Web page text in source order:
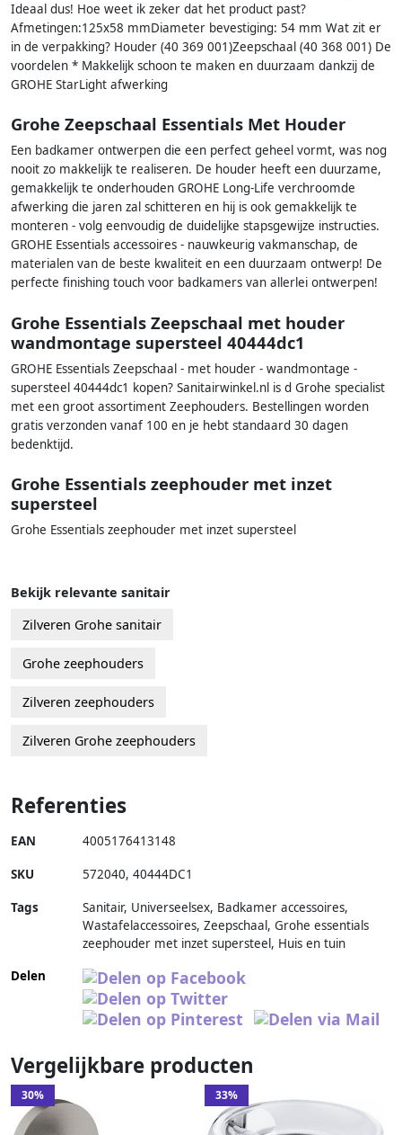
Ideaal dus! Hoe weet ik zeker dat het product past?
Afmetingen:125x58 mmDiameter bevestiging: 54 mm Wat zit er
in de verpakking? Houder (40 369 001)Zeepschaal (40 368 001) De
voordelen * Makkelijk schoon te maken en duurzaam dankzij de
GROHE StarLight afwerking
Grohe Zeepschaal Essentials Met Houder
Een badkamer ontwerpen die een perfect geheel vormt, was nog
nooit zo makkelijk te realiseren. De houder heeft een duurzame,
gemakkelijk te onderhouden GROHE Long-Life verchroomde
afwerking die jaren zal schitteren en hij is ook gemakkelijk te
monteren - volg eenvoudig de duidelijke stapsgewijze instructies.
GROHE Essentials accessoires - nauwkeurig vakmanschap, de
materialen van de beste kwaliteit en een duurzaam ontwerp! De
perfecte finishing touch voor badkamers van allerlei ontwerpen!
Grohe Essentials Zeepschaal met houder
wandmontage supersteel 40444dc1
GROHE Essentials Zeepschaal - met houder - wandmontage -
supersteel 40444dc1 kopen? Sanitairwinkel.nl is d Grohe specialist
met een groot assortiment Zeephouders. Bestellingen worden
gratis verzonden vanaf 100 en je hebt standaard 30 dagen
bedenktijd.
Grohe Essentials zeephouder met inzet
supersteel
Grohe Essentials zeephouder met inzet supersteel
Bekijk relevante sanitair
Zilveren Grohe sanitair
Grohe zeephouders
Zilveren zeephouders
Zilveren Grohe zeephouders
Referenties
EAN 4005176413148
SKU 572040, 40444DC1
Tags
Sanitair, Universeelsex, Badkamer accessoires,
Wastafelaccessoires, Zeepschaal, Grohe essentials
zeephouder met inzet supersteel, Huis en tuin
Delen
Vergelijkbare producten
30% 33%